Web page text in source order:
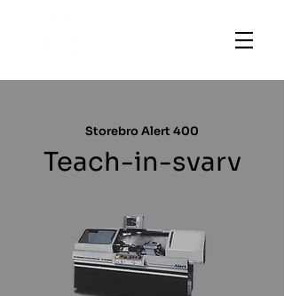
Storebro Alert 400
Teach-in-svarv